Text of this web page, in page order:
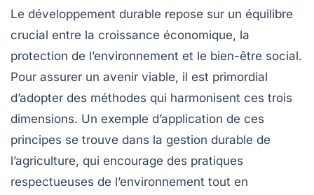
Le développement durable repose sur un équilibre
crucial entre la croissance économique, la
protection de l’environnement et le bien-être social.
Pour assurer un avenir viable, il est primordial
d’adopter des méthodes qui harmonisent ces trois
dimensions. Un exemple d’application de ces
principes se trouve dans la gestion durable de
l’agriculture, qui encourage des pratiques
respectueuses de l’environnement tout en